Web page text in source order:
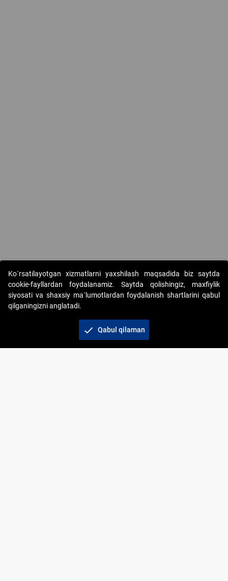
Copyright © 2017-2026. "Elektron onlayn-auksionlarni
tashkil etish" AJ. Barcha huquqlar himoyalangan
Ko`rsatilayotgan xizmatlarni yaxshilash maqsadida biz saytda
cookie-fayllardan foydalanamiz. Saytda qolishingiz, maxfiylik
siyosati va shaxsiy ma`lumotlardan foydalanish shartlarini qabul
qilganingizni anglatadi.
check Qabul qilaman